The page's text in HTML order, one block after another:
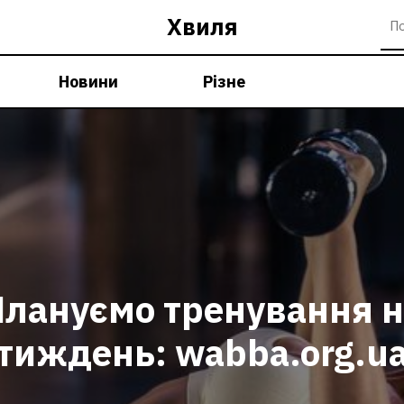
Хвиля
Новини Різне
тренування